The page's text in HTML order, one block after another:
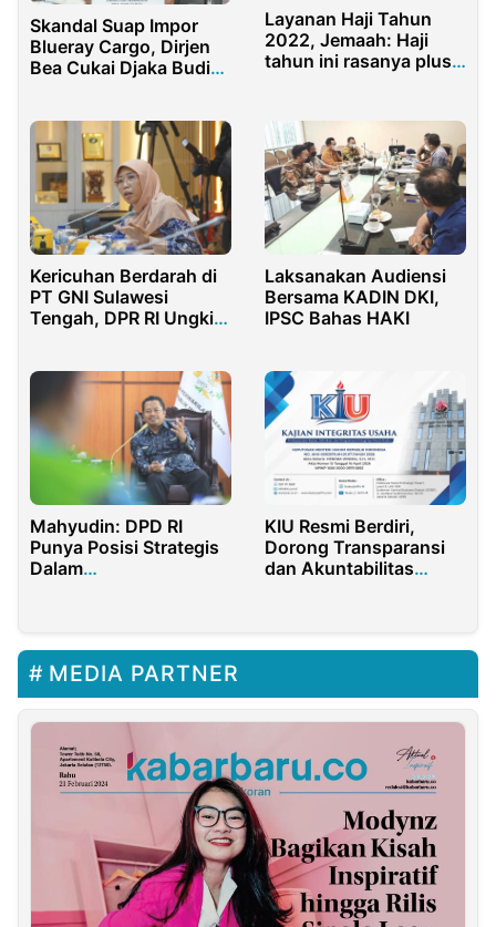
Skandal Suap Impor
Blueray Cargo, Dirjen
Bea Cukai Djaka Budi
Miliar
Layanan Haji Tahun
2022, Jemaah: Haji
tahun ini rasanya plus
Kericuhan Berdarah di
PT GNI Sulawesi
Tengah, DPR RI Ungkit
Laksanakan Audiensi
Bersama KADIN DKI,
IPSC Bahas HAKI
Mahyudin: DPD RI
Punya Posisi Strategis
Dalam
KIU Resmi Berdiri,
Dorong Transparansi
dan Akuntabilitas
MEDIA PARTNER